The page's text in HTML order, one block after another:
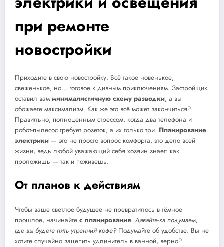
при ремонте
новостройки
Приходите в свою новостройку. Всё такое новенькое,
свеженькое, но… готовое к дивным приключениям. Застройщик
оставил вам минималистичную схему разводки, а вы
обожаете максимализм. Как же это всё может закончиться?
Правильно, полноценным стрессом, когда два телефона и
робот-пылесос требует розеток, а их только три. Планирование
электрики — это не просто вопрос комфорта, это дело всей
жизни, ведь любой уважающий себя хозяин знает: как
проложишь — так и поживешь.
От планов к действиям
Чтобы ваше светлое будущее не превратилось в тёмное
прошлое, начинайте с планирования. Давайте-ка подумаем,
где вы будете пить утренний кофе?Подумайте об удобстве. Вы не
хотите случайно зацепить удлинитель в ванной, верно?